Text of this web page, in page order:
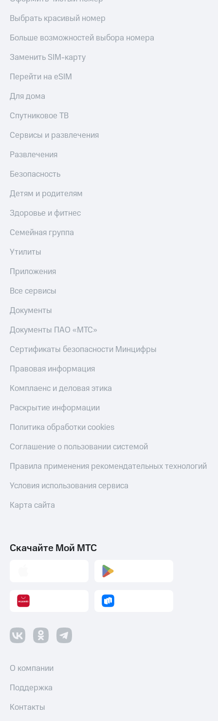
Выбрать красивый номер
Больше возможностей выбора номера
Заменить SIM-карту
Перейти на eSIM
Для дома
Спутниковое ТВ
Сервисы и развлечения
Развлечения
Безопасность
Детям и родителям
Здоровье и фитнес
Семейная группа
Утилиты
Приложения
Все сервисы
Документы
Документы ПАО «МТС»
Сертификаты безопасности Минцифры
Правовая информация
Комплаенс и деловая этика
Раскрытие информации
Политика обработки cookies
Соглашение о пользовании системой
Правила применения рекомендательных технологий
Условия использования сервиса
Карта сайта
Скачайте Мой МТС
О компании
Поддержка
Контакты